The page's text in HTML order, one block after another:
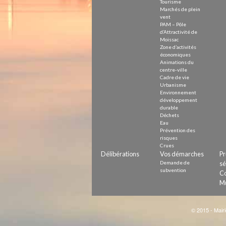
Tourisme
Marchés de plein
vent
PAM – Pôle
d’Attractivité de
Moissac
Zone d’activités
économiques
Animations du
centre-ville
Cadre de vie
Urbanisme
Environnement
développement
durable
Déchets
Eau
Prévention des
risques
Crues
Délibérations Vos démarches
Demande de
subvention
© 2015 -